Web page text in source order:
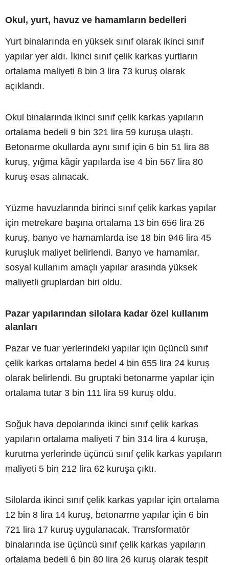
Okul, yurt, havuz ve hamamların bedelleri
Yurt binalarında en yüksek sınıf olarak ikinci sınıf
yapılar yer aldı. İkinci sınıf çelik karkas yurtların
ortalama maliyeti 8 bin 3 lira 73 kuruş olarak
açıklandı.
Okul binalarında ikinci sınıf çelik karkas yapıların
ortalama bedeli 9 bin 321 lira 59 kuruşa ulaştı.
Betonarme okullarda aynı sınıf için 6 bin 51 lira 88
kuruş, yığma kâgir yapılarda ise 4 bin 567 lira 80
kuruş esas alınacak.
Yüzme havuzlarında birinci sınıf çelik karkas yapılar
için metrekare başına ortalama 13 bin 656 lira 26
kuruş, banyo ve hamamlarda ise 18 bin 946 lira 45
kuruşluk maliyet belirlendi. Banyo ve hamamlar,
sosyal kullanım amaçlı yapılar arasında yüksek
maliyetli gruplardan biri oldu.
Pazar yapılarından silolara kadar özel kullanım
alanları
Pazar ve fuar yerlerindeki yapılar için üçüncü sınıf
çelik karkas ortalama bedel 4 bin 655 lira 24 kuruş
olarak belirlendi. Bu gruptaki betonarme yapılar için
ortalama tutar 3 bin 111 lira 59 kuruş oldu.
Soğuk hava depolarında ikinci sınıf çelik karkas
yapıların ortalama maliyeti 7 bin 314 lira 4 kuruşa,
kurutma yerlerinde üçüncü sınıf çelik karkas yapıların
maliyeti 5 bin 212 lira 62 kuruşa çıktı.
Silolarda ikinci sınıf çelik karkas yapılar için ortalama
12 bin 8 lira 14 kuruş, betonarme yapılar için 6 bin
721 lira 17 kuruş uygulanacak. Transformatör
binalarında ise üçüncü sınıf çelik karkas yapıların
ortalama bedeli 6 bin 80 lira 26 kuruş olarak tespit